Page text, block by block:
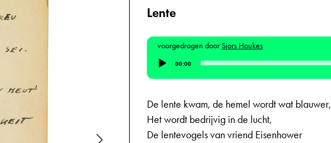
Lente
voorgedragen doorSjors Houkes
Audiospeler
00:00
De lente kwam, de hemel wordt wat blauwer,
Het wordt bedrijvig in de lucht,
De lentevogels van vriend Eisenhower